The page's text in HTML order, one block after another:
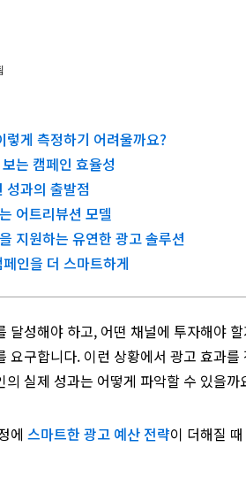
렇게 측정하기 어려울까요?
는 캠페인 효율성
성과의 출발점
어트리뷰션 모델
지원하는 유연한 광고 솔루션
인을 더 스마트하게
달성해야 하고, 어떤 채널에 투자해야
요구합니다. 이런 상황에서 광고 효과
실제 성과는 어떻게 파악할 수 있을까
에스마트한 광고 예산 전략이 더해질